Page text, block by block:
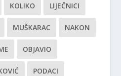
KOLIKO LIJEČNICI
MUŠKARAC NAKON
OBJAVIO
PODACI